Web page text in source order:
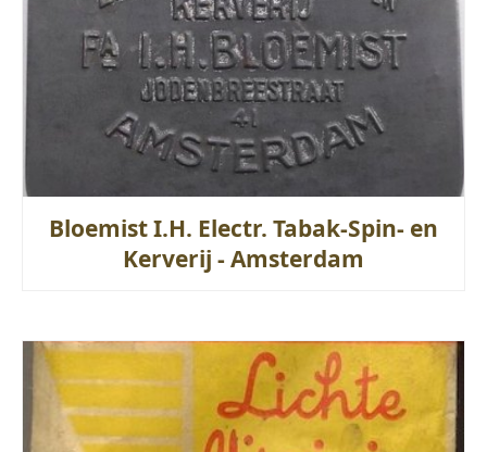
Bloemist I.H. Electr. Tabak-Spin- en
Kerverij - Amsterdam